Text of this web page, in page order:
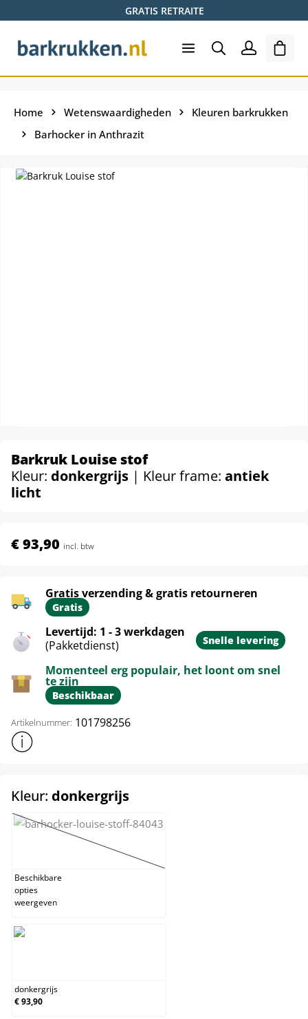
GRATIS RETRAITE
Home Wetenswaardigheden
Kleuren barkrukken
Barhocker in Anthrazit
Barkruk Louise stof
Kleur: donkergrijs | Kleur frame: antiek
licht
€ 93,90 incl. btw
Gratis verzending & gratis retourneren
Gratis
Levertijd: 1 - 3 werkdagen
(Pakketdienst)
Snelle levering
Momenteel erg populair, het loont om snel
te zijn
Beschikbaar
Artikelnummer: 101798256
Toon meer productinformatie
Kleur: donkergrijsselect
creme
(Deze optie is momenteel niet beschikbaar.)
Beschikbare
opties
weergeven
donkergrijs
€ 93,90